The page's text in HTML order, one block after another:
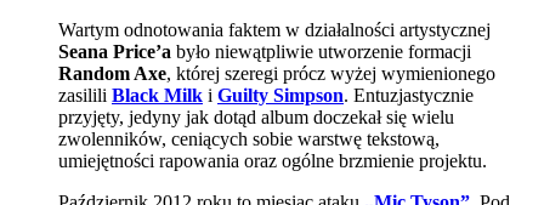
Wartym odnotowania faktem w działalności artystycznej
Seana Price’a było niewątpliwie utworzenie formacji
Random Axe, której szeregi prócz wyżej wymienionego
zasilili Black Milk i Guilty Simpson. Entuzjastycznie
przyjęty, jedyny jak dotąd album doczekał się wielu
zwolenników, ceniących sobie warstwę tekstową,
umiejętności rapowania oraz ogólne brzmienie projektu.